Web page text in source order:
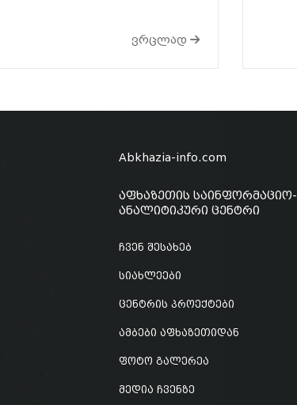
ვრცლად
Abkhazia-info.com
აფხაზეთის საინფორმაციო-
ანალიტიკური ცენტრი
ჩვენ შესახებ
სიახლეები
ცენტრის პროექტები
ამბები აფხაზეთიდან
ფოტო გალერეა
მედია ჩვენზე